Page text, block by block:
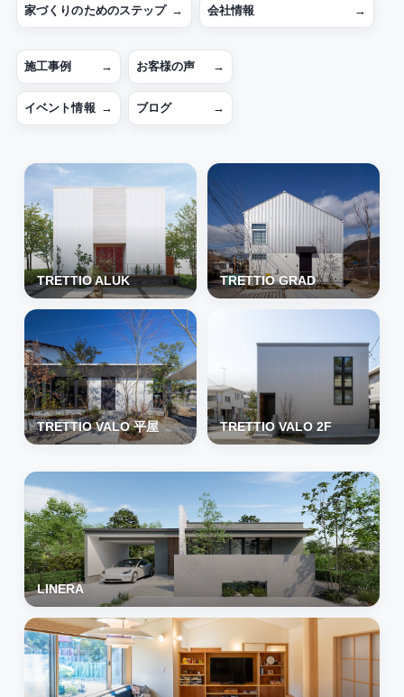
家づくりのためのステップ → 会社情報 →
施工事例 → お客様の声 →
イベント情報 → ブログ →
TRETTIO ALUK TRETTIO GRAD
TRETTIO VALO 平屋 TRETTIO VALO 2F
LINERA